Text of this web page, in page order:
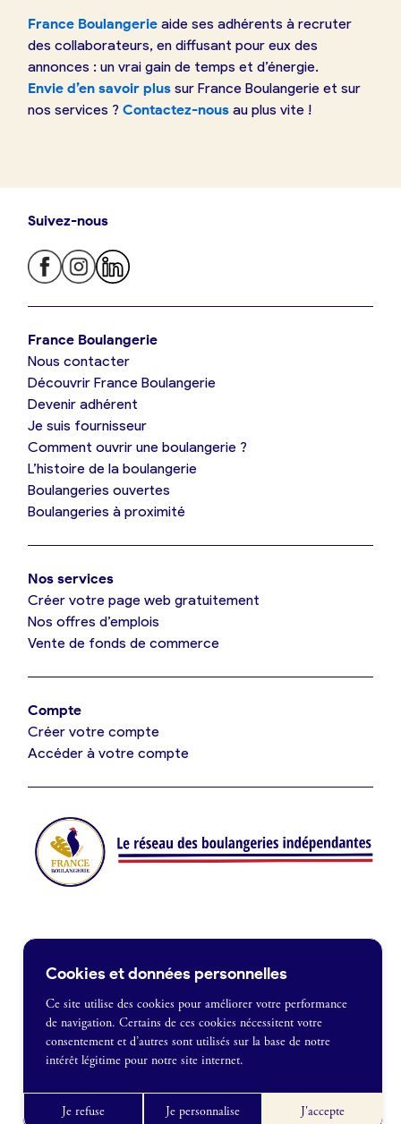
Je trouve ma boulangerie
Je suis boulanger
Je découvre France Boulangerie
Mes tarifs
Je référence ma boulangerie (gratuit)
Offres d’emploi
Je suis fournisseur
Je crée mon compte
France Boulangerie
1 rue Alexandre Fleming
09 86 23 49 09
France Boulangerieaide ses adhérents à recruter
des collaborateurs, en diffusant pour eux des
annonces : un vrai gain de temps et d’énergie.
Envie d’en savoir plussur France Boulangerie et sur
nos services ?Contactez-nousau plus vite !
Suivez-nous
France Boulangerie
Nous contacter
Découvrir France Boulangerie
Devenir adhérent
Je suis fournisseur
Comment ouvrir une boulangerie ?
L’histoire de la boulangerie
Boulangeries ouvertes
Boulangeries à proximité
Nos services
Créer votre page web gratuitement
Nos offres d’emplois
Vente de fonds de commerce
Compte
Créer votre compte
Accéder à votre compte
Je souhaite être recontacté
Cookies et données personnelles
Ce site utilise des cookies pour améliorer votre performance
de navigation. Certains de ces cookies nécessitent votre
consentement et d’autres sont utilisés sur la base de notre
intérêt légitime pour notre site internet.
Je refuse Je personnalise J'accepte